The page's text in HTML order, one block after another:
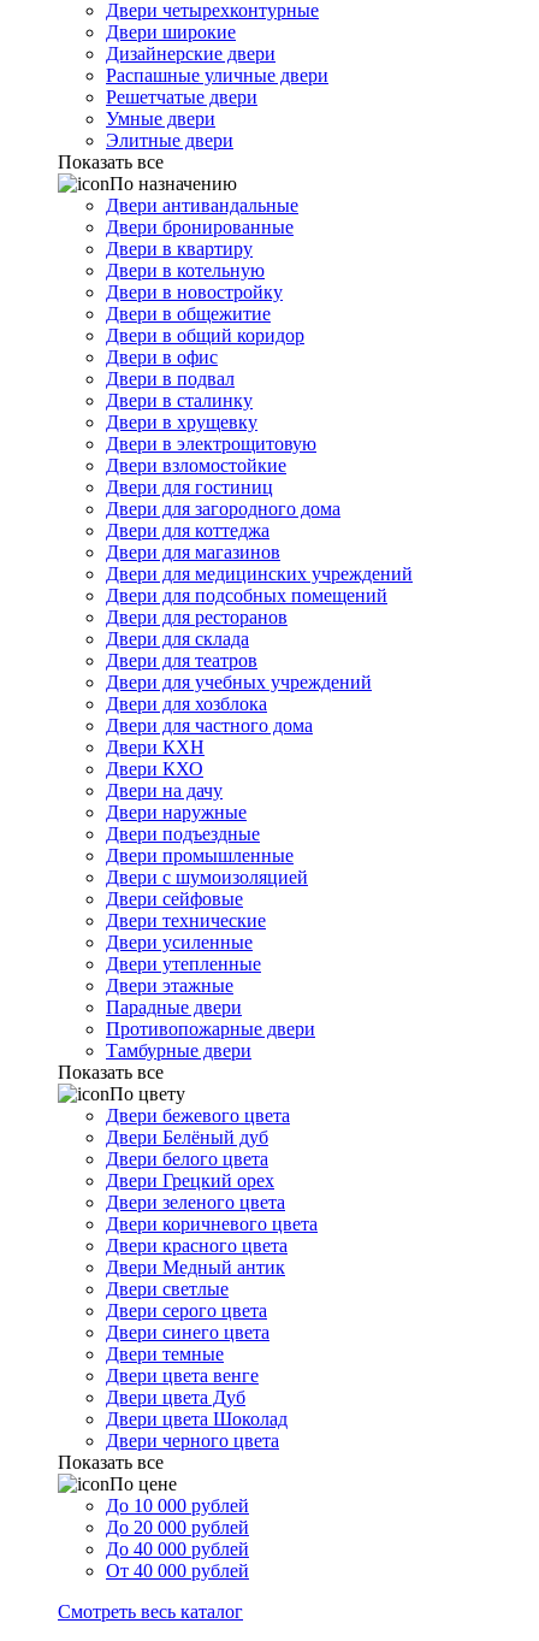
Двери четырехконтурные
Двери широкие
Дизайнерские двери
Распашные уличные двери
Решетчатые двери
Умные двери
Элитные двери
Показать все
По назначению
Двери антивандальные
Двери бронированные
Двери в квартиру
Двери в котельную
Двери в новостройку
Двери в общежитие
Двери в общий коридор
Двери в офис
Двери в подвал
Двери в сталинку
Двери в хрущевку
Двери в электрощитовую
Двери взломостойкие
Двери для гостиниц
Двери для загородного дома
Двери для коттеджа
Двери для магазинов
Двери для медицинских учреждений
Двери для подсобных помещений
Двери для ресторанов
Двери для склада
Двери для театров
Двери для учебных учреждений
Двери для хозблока
Двери для частного дома
Двери КХН
Двери КХО
Двери на дачу
Двери наружные
Двери подъездные
Двери промышленные
Двери с шумоизоляцией
Двери сейфовые
Двери технические
Двери усиленные
Двери утепленные
Двери этажные
Парадные двери
Противопожарные двери
Тамбурные двери
Показать все
По цвету
Двери бежевого цвета
Двери Белёный дуб
Двери белого цвета
Двери Грецкий орех
Двери зеленого цвета
Двери коричневого цвета
Двери красного цвета
Двери Медный антик
Двери светлые
Двери серого цвета
Двери синего цвета
Двери темные
Двери цвета венге
Двери цвета Дуб
Двери цвета Шоколад
Двери черного цвета
Показать все
По цене
До 10 000 рублей
До 20 000 рублей
До 40 000 рублей
От 40 000 рублей
Смотреть весь каталог